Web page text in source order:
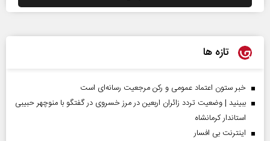
تازه ها
خبر ستون اعتماد عمومی و رکن مرجعیت رسانه‌ای است
ببینید | وضعیت تردد زائران اربعین در مرز خسروی در گفتگو با منوچهر حبیبی
استاندار کرمانشاه
اینترنت بی افسار